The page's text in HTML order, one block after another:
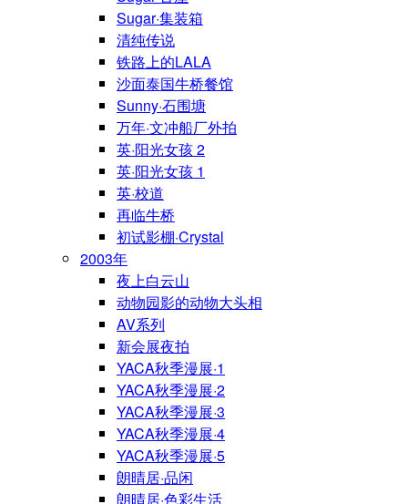
Sugar·集装箱
清纯传说
铁路上的LALA
沙面泰国牛桥餐馆
Sunny·石围塘
万年·文冲船厂外拍
英·阳光女孩 2
英·阳光女孩 1
英·校道
再临牛桥
初试影棚·Crystal
2003年
夜上白云山
动物园影的动物大头相
AV系列
新会展夜拍
YACA秋季漫展·1
YACA秋季漫展·2
YACA秋季漫展·3
YACA秋季漫展·4
YACA秋季漫展·5
朗晴居·品闲
朗晴居·色彩生活